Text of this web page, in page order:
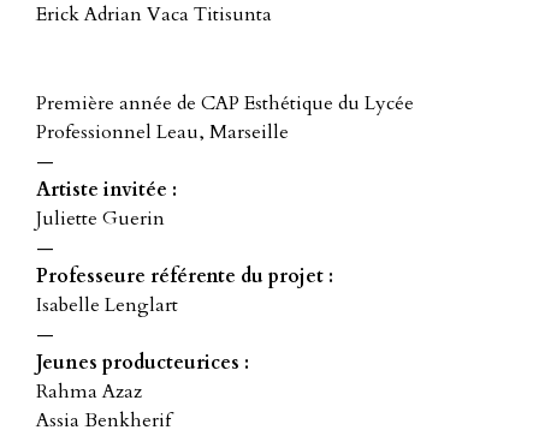
Erick Adrian Vaca Titisunta
Première année de CAP Esthétique du Lycée
Professionnel Leau, Marseille
—
Artiste invitée :
Juliette Guerin
—
Professeure référente du projet :
Isabelle Lenglart
—
Jeunes producteurices :
Rahma Azaz
Assia Benkherif